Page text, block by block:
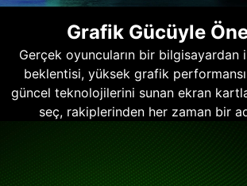
Grafik Gücüyle
Gerçek oyuncuların bir bilgisayardan
beklentisi, yüksek grafik performansı.
güncel teknolojilerini sunan ekran
seç, rakiplerinden her zaman bir